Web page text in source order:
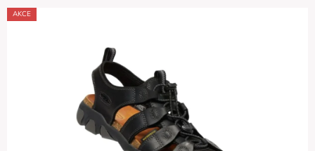
produktu
AKCE